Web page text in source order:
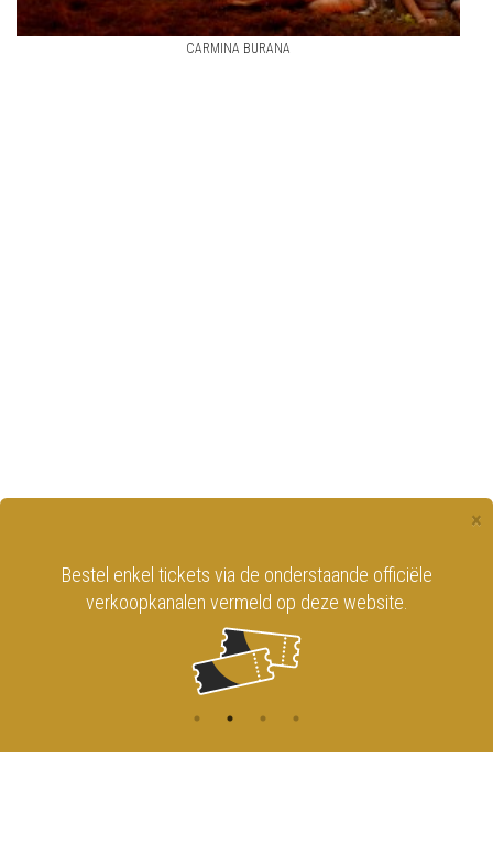
CARMINA BURANA
×
Bestel enkel tickets via de onderstaande officiële
verkoopkanalen vermeld op deze website.